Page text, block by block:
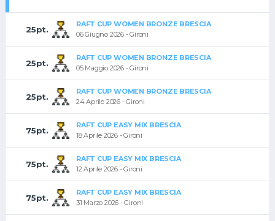
25pt.
RAFT CUP WOMEN BRONZE BRESCIA
06 Giugno 2026 - Gironi
25pt.
RAFT CUP WOMEN BRONZE BRESCIA
05 Maggio 2026 - Gironi
25pt.
RAFT CUP WOMEN BRONZE BRESCIA
24 Aprile 2026 - Gironi
75pt.
RAFT CUP EASY MIX BRESCIA
18 Aprile 2026 - Gironi
75pt.
RAFT CUP EASY MIX BRESCIA
12 Aprile 2026 - Gironi
75pt.
RAFT CUP EASY MIX BRESCIA
31 Marzo 2026 - Gironi